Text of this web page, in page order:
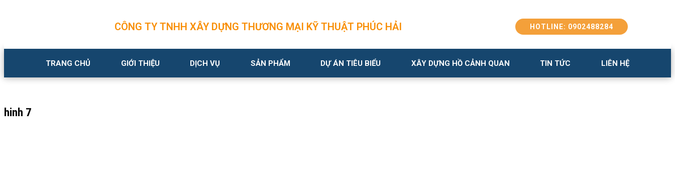
CÔNG TY TNHH XÂY DỰNG THƯƠNG MẠI KỸ THUẬT PHÚC HẢI HOTLINE: 0902488284
TRANG CHỦ GIỚI THIỆU DỊCH VỤ SẢN PHẨM DỰ ÁN TIÊU BIỂU XÂY DỰNG HỒ CẢNH QUAN TIN TỨC LIÊN HỆ
hinh 7